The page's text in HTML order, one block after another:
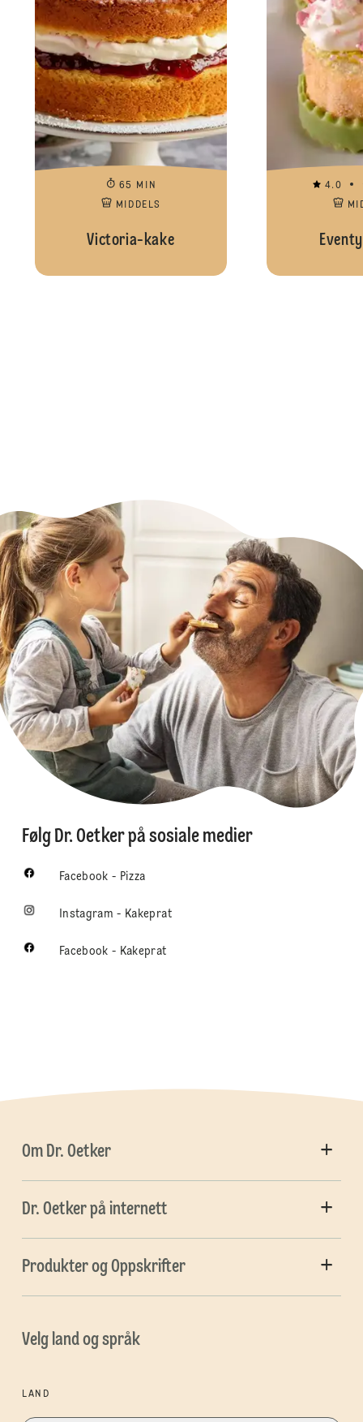
65 MIN
MIDDELS
Victoria-kake
4.0
Følg Dr. Oetker på sosiale medier
Facebook - Pizza
Instagram - Kakeprat
Facebook - Kakeprat
Om Dr. Oetker
Dr. Oetker på internett
Produkter og Oppskrifter
Velg land og språk
LAND